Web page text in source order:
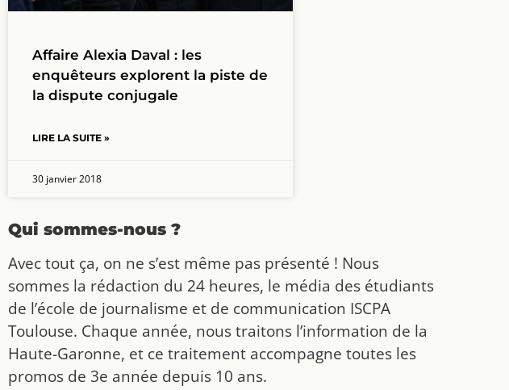
Affaire Alexia Daval : les
enquêteurs explorent la piste de
la dispute conjugale
LIRE LA SUITE »
30 janvier 2018
Qui sommes-nous ?
Avec tout ça, on ne s’est même pas présenté ! Nous
sommes la rédaction du 24 heures, le média des étudiants
de l’école de journalisme et de communication ISCPA
Toulouse. Chaque année, nous traitons l’information de la
Haute-Garonne, et ce traitement accompagne toutes les
promos de 3e année depuis 10 ans.